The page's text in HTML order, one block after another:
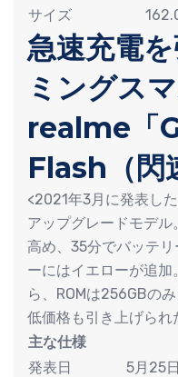
サイズ
急速充電
ミングスマ
realme「
Flash（閃
<2021年3月に発表し
アップグレードモデ
高め、35分でバッテ
ーにはイエローが追
ら、ROMは256GBの
低価格も引き上げられ
主な仕様
発表日
5月25日